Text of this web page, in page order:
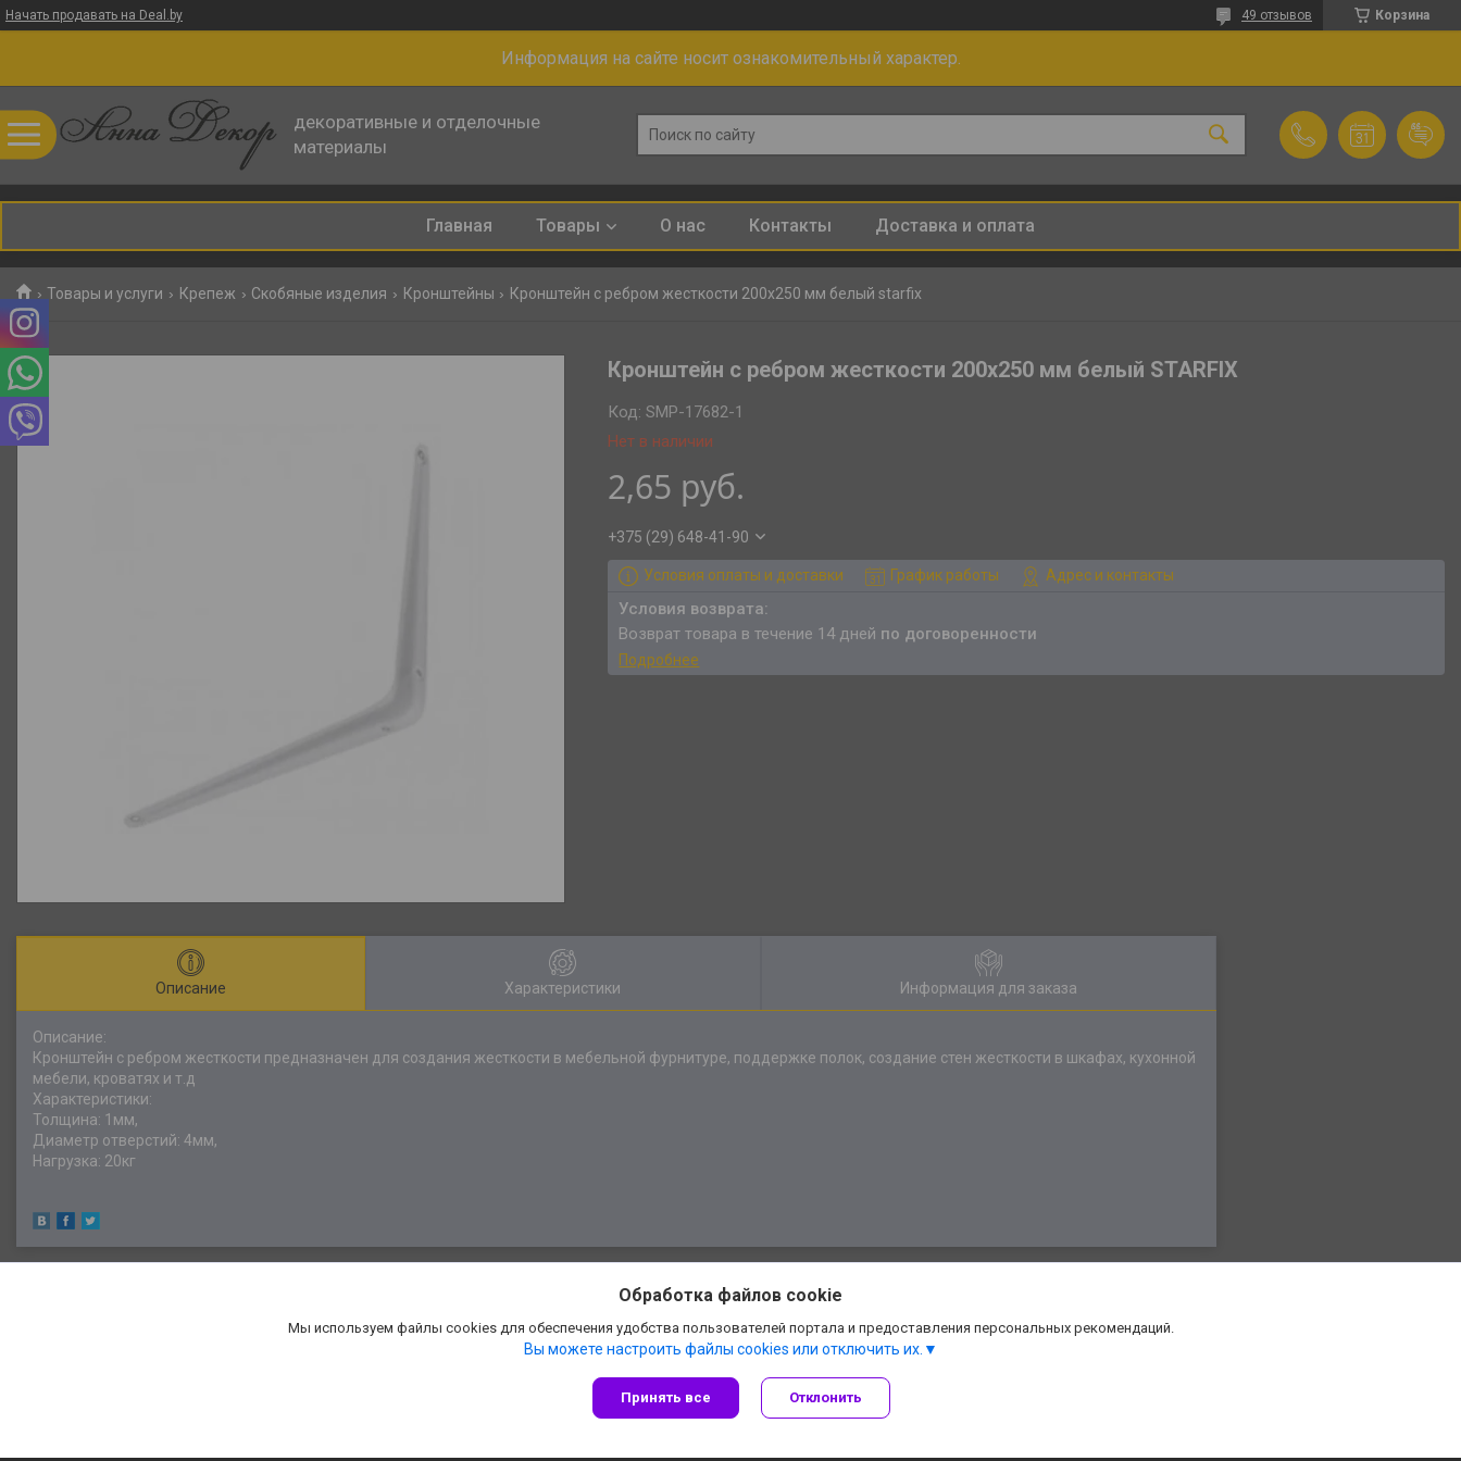
Начать продавать на Deal.by Корзина
49 отзывов
Информация на сайте носит ознакомительный характер.
декоративные и отделочные
материалы
Главная Товары О нас Контакты Доставка и оплата
Товары и услуги Крепеж Скобяные изделия Кронштейны Кронштейн с ребром жесткости 200х250 мм белый starfix
Кронштейн с ребром жесткости 200х250 мм белый STARFIX
Нет в наличии
Код:SMP-17682-1
2,65 руб.
+375 (29) 648-41-90
Условия оплаты и доставки График работы Адрес и контакты
возврат товара в течение 14 дней по договоренности
Подробнее
Описание Характеристики Информация для заказа
Описание:
Кронштейн с ребром жесткости предназначен для создания жесткости в мебельной фурнитуре, поддержке полок, создание стен жесткости в шкафах, кухонной
мебели, кроватях и т.д
Характеристики:
Толщина: 1мм,
Диаметр отверстий: 4мм,
Нагрузка: 20кг
Сайт создан на платформе Deal.by
Политика обработки файлов cookies
Обработка файлов cookie
Мы используем файлы cookies для обеспечения удобства пользователей портала и предоставления персональных рекомендаций.
Вы можете настроить файлы cookies или отключить их.
Принять все Отклонить